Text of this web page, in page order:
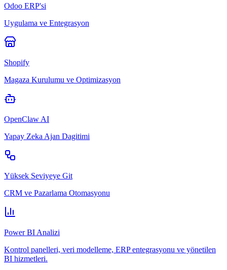
Odoo ERP'si
Uygulama ve Entegrasyon
Shopify
Magaza Kurulumu ve Optimizasyon
OpenClaw AI
Yapay Zeka Ajan Dagitimi
Yüksek Seviyeye Git
CRM ve Pazarlama Otomasyonu
Power BI Analizi
Kontrol panelleri, veri modelleme, ERP entegrasyonu ve yönetilen
BI hizmetleri.